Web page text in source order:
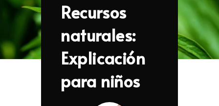
Recursos
naturales:
Explicación
para niños